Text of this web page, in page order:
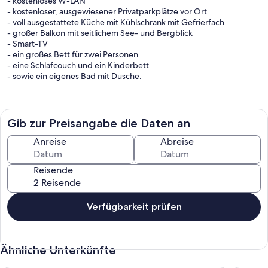
- kostenloser, ausgewiesener Privatparkplätze vor Ort
- voll ausgestattete Küche mit Kühlschrank mit Gefrierfach
- großer Balkon mit seitlichem See- und Bergblick
- Smart-TV
- ein großes Bett für zwei Personen
- eine Schlafcouch und ein Kinderbett
- sowie ein eigenes Bad mit Dusche.
Kaffeemaschine, einen Kühlschrank, einen Backofen, einen Toaster,
einen Wasserkocher und Streaming-Dienste. Zu den weiteren
Annehmlichkeiten gehören ein Haartrockner, eine Dusche, ein
Smart-TV sowie Fliesen- und Parkettböden.
Nur Erwachsene ab 21 Jahren dürfen die Unterkunft buchen.
Personen jeden Alters sind als Gäste der buchenden Person erlaubt.
Kinder jeden Alters sind willkommen. Um die korrekten Preise und
Belegungsinformationen zu sehen, geben Sie bitte die Anzahl und
das Alter der Kinder in Ihrer Gruppe an.
Banküberweisungen.
Gib zur Preisangabe die Daten an
Anreise Abreise
Reisende
Verfügbarkeit prüfen
Ähnliche Unterkünfte